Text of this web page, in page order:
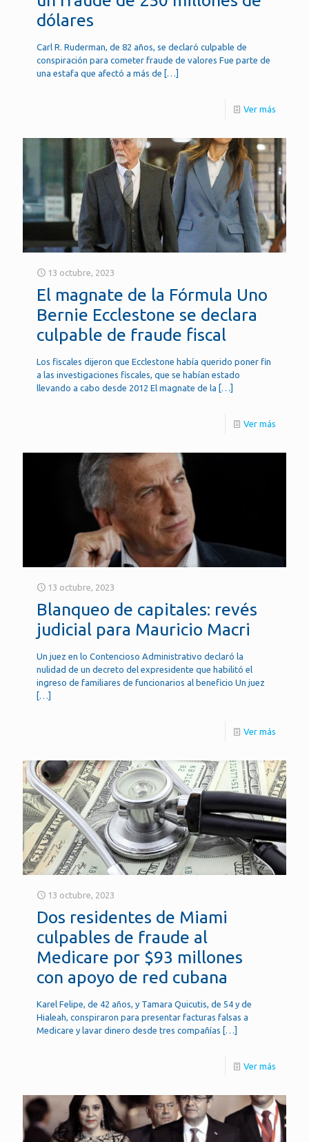
dólares
Carl R. Ruderman, de 82 años, se declaró culpable de
conspiración para cometer fraude de valores Fue parte de
una estafa que afectó a más de […]
Ver más
13 octubre, 2023
El magnate de la Fórmula Uno
Bernie Ecclestone se declara
culpable de fraude fiscal
Los fiscales dijeron que Ecclestone había querido poner fin
a las investigaciones fiscales, que se habían estado
llevando a cabo desde 2012 El magnate de la […]
Ver más
13 octubre, 2023
Blanqueo de capitales: revés
judicial para Mauricio Macri
Un juez en lo Contencioso Administrativo declaró la
nulidad de un decreto del expresidente que habilitó el
ingreso de familiares de funcionarios al beneficio Un juez
[…]
Ver más
13 octubre, 2023
Dos residentes de Miami
culpables de fraude al
Medicare por $93 millones
con apoyo de red cubana
Karel Felipe, de 42 años, y Tamara Quicutis, de 54 y de
Hialeah, conspiraron para presentar facturas falsas a
Medicare y lavar dinero desde tres compañías […]
Ver más